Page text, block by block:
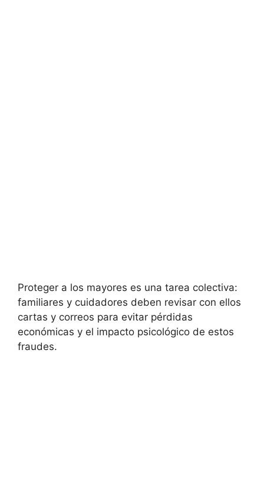
Proteger a los mayores es una tarea colectiva:
familiares y cuidadores deben revisar con ellos
cartas y correos para evitar pérdidas
económicas y el impacto psicológico de estos
fraudes.